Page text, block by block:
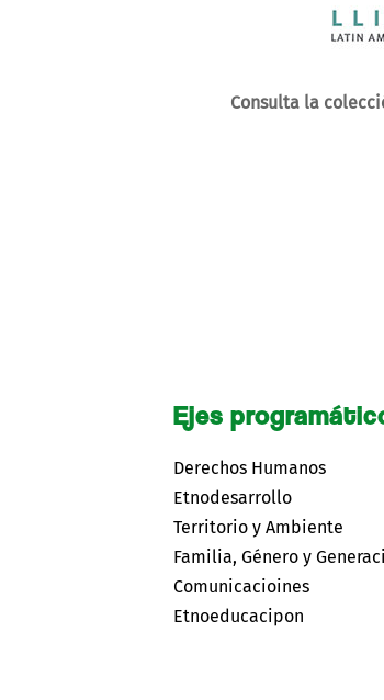
Consulta la
Ejes
Derechos Humanos
Etnodesarrollo
Territorio y Ambiente
Familia, Género y
Comunicacioines
Etnoeducacipon